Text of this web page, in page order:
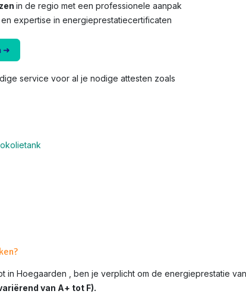
in de regio met een professionele aanpak
en expertise in energieprestatiecertificaten
➜
service voor al je nodige attesten zoals
in Hoegaarden , ben je verplicht om de energieprestatie
van A+ tot F).